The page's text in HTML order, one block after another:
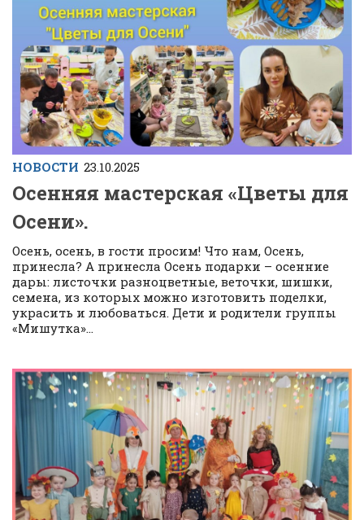
НОВОСТИ 23.10.2025
Осенняя мастерская «Цветы для
Осени».
Осень, осень, в гости просим! Что нам, Осень,
принесла? А принесла Осень подарки – осенние
дары: листочки разноцветные, веточки, шишки,
семена, из которых можно изготовить поделки,
украсить и любоваться. Дети и родители группы
«Мишутка»...